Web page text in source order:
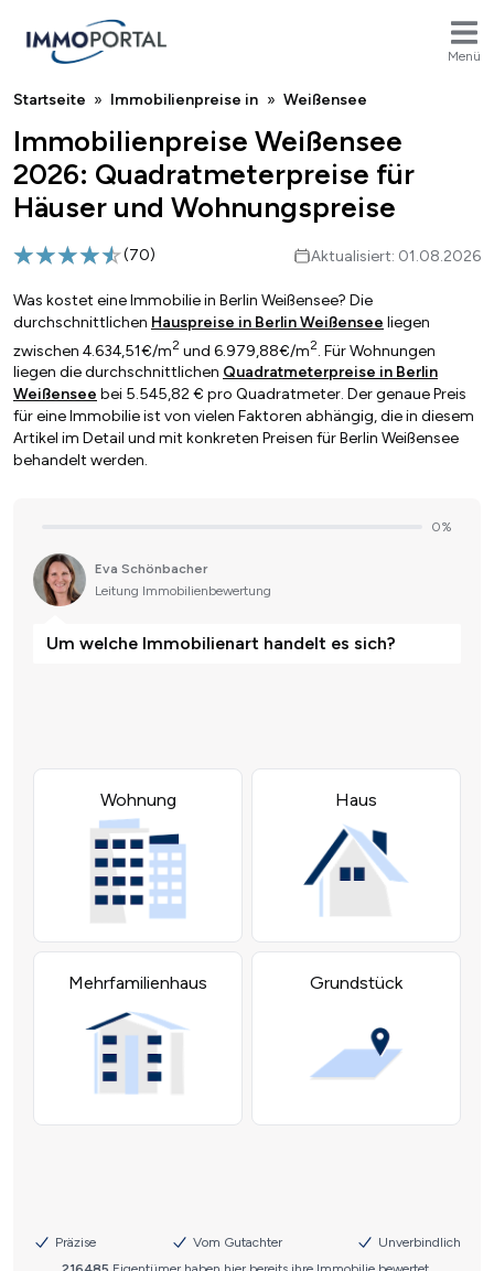
Menü
Breadcrumb
Startseite Immobilienpreise in Weißensee
Immobilienpreise Weißensee
2026: Quadratmeterpreise für
Häuser und Wohnungspreise
(70) Aktualisiert: 01.08.2026
Was kostet eine Immobilie in Berlin Weißensee? Die
durchschnittlichen Hauspreise in Berlin Weißensee liegen
zwischen 4.634,51€/m2 und 6.979,88€/m2. Für Wohnungen
liegen die durchschnittlichen Quadratmeterpreise in Berlin
Weißensee bei 5.545,82 € pro Quadratmeter. Der genaue Preis
für eine Immobilie ist von vielen Faktoren abhängig, die in diesem
Artikel im Detail und mit konkreten Preisen für Berlin Weißensee
behandelt werden.